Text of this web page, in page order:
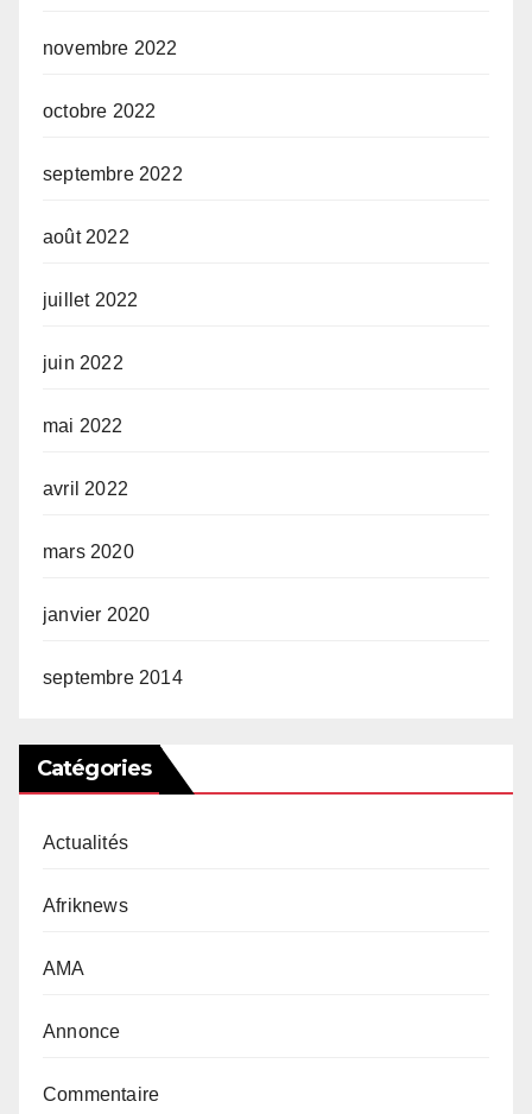
novembre 2022
octobre 2022
septembre 2022
août 2022
juillet 2022
juin 2022
mai 2022
avril 2022
mars 2020
janvier 2020
septembre 2014
Catégories
Actualités
Afriknews
AMA
Annonce
Commentaire